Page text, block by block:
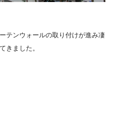
テンウォールの取り付けが進み凄
きました。